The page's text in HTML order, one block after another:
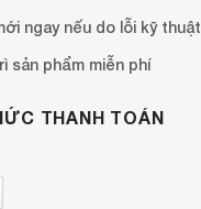
ngay nếu do lỗi kỹ thuật
sản phẩm miễn phí
THANH TOÁN